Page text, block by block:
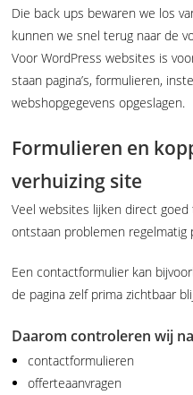
Die back ups bewaren we los
kunnen we snel terug naar de
Voor WordPress websites is
staan pagina’s, formulieren,
webshopgegevens opgeslagen.
Formulieren en
verhuizing site
Veel websites lijken direct
ontstaan problemen regelmatig
Een contactformulier kan
de pagina zelf prima zichtbaar
Daarom controleren wij
contactformulieren
offerteaanvragen